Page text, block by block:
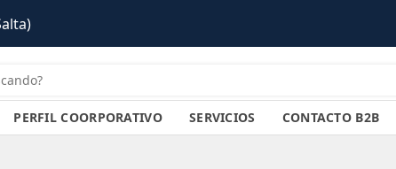
PERFIL COORPORATIVO SERVICIOS CONTACTO B2B